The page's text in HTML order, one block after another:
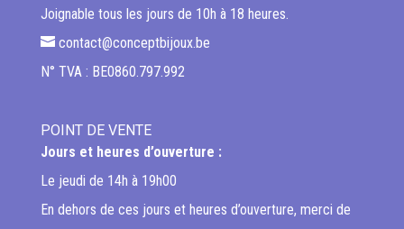
Joignable tous les jours de 10h à 18 heures.
contact@conceptbijoux.be
N° TVA : BE0860.797.992
POINT DE VENTE
Jours et heures d’ouverture :
Le jeudi de 14h à 19h00
En dehors de ces jours et heures d’ouverture, merci de